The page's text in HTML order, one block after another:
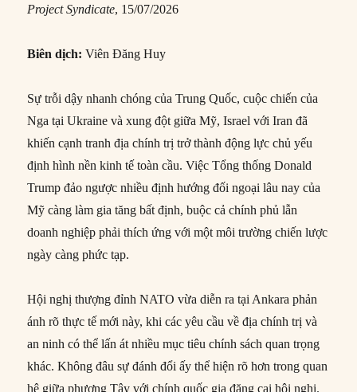
Project Syndicate, 15/07/2026
Biên dịch:Viên Đăng Huy
Sự trỗi dậy nhanh chóng của Trung Quốc, cuộc chiến của
Nga tại Ukraine và xung đột giữa Mỹ, Israel với Iran đã
khiến cạnh tranh địa chính trị trở thành động lực chủ yếu
định hình nền kinh tế toàn cầu. Việc Tổng thống Donald
Trump đảo ngược nhiều định hướng đối ngoại lâu nay của
Mỹ càng làm gia tăng bất định, buộc cả chính phủ lẫn
doanh nghiệp phải thích ứng với một môi trường chiến lược
ngày càng phức tạp.
Hội nghị thượng đỉnh NATO vừa diễn ra tại Ankara phản
ánh rõ thực tế mới này, khi các yêu cầu về địa chính trị và
an ninh có thể lấn át nhiều mục tiêu chính sách quan trọng
khác. Không đâu sự đánh đổi ấy thể hiện rõ hơn trong quan
hệ giữa phương Tây với chính quốc gia đăng cai hội nghị.